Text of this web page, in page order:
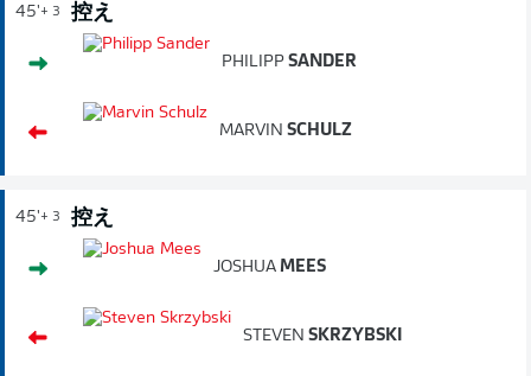
45'+ 3 控え
PHILIPP SANDER
MARVIN SCHULZ
45'+ 3 控え
JOSHUA MEES
STEVEN SKRZYBSKI